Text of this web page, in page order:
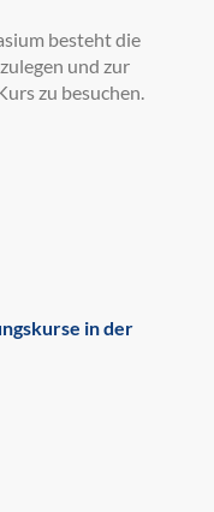
besteht die
und zur
zu besuchen.
in der